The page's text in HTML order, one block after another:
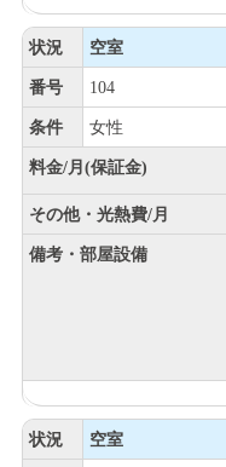
状況 空室
番号 104
条件 女性
料金/月(保証金)
その他・光熱費/月
備考・部屋設備
状況 空室